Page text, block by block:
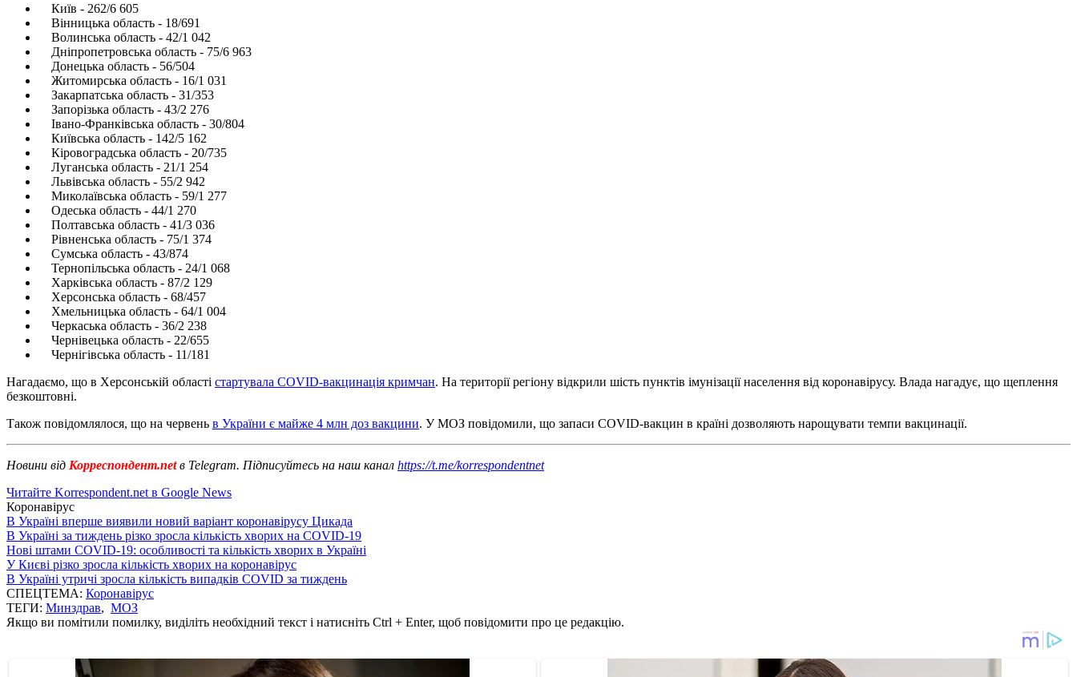
Київ - 262/6 605
Вінницька область - 18/691
Волинська область - 42/1 042
Дніпропетровська область - 75/6 963
Донецька область - 56/504
Житомирська область - 16/1 031
Закарпатська область - 31/353
Запорізька область - 43/2 276
Івано-Франківська область - 30/804
Київська область - 142/5 162
Кіровоградська область - 20/735
Луганська область - 21/1 254
Львівська область - 55/2 942
Миколаївська область - 59/1 277
Одеська область - 44/1 270
Полтавська область - 41/3 036
Рівненська область - 75/1 374
Сумська область - 43/874
Тернопільська область - 24/1 068
Харківська область - 87/2 129
Херсонська область - 68/457
Хмельницька область - 64/1 004
Черкаська область - 36/2 238
Чернівецька область - 22/655
Чернігівська область - 11/181
Нагадаємо, що в Херсонській області стартувала COVID-вакцинація кримчан. На території регіону відкрили шість пунктів імунізації населення від коронавірусу. Влада нагадує, що щеплення
безкоштовні.
Також повідомлялося, що на червень в України є майже 4 млн доз вакцини. У МОЗ повідомили, що запаси COVID-вакцин в країні дозволяють нарощувати темпи вакцинації.
Новини від Корреспондент.netв Telegram. Підписуйтесь на наш канал https://t.me/korrespondentnet
Читайте Korrespondent.net в Google News
Коронавірус
В Україні вперше виявили новий варіант коронавірусу Цикада
В Україні за тиждень різко зросла кількість хворих на COVID-19
Нові штами COVID-19: особливості та кількість хворих в Україні
У Києві різко зросла кількість хворих на коронавірус
В Україні утричі зросла кількість випадків COVID за тиждень
СПЕЦТЕМА: Коронавірус
ТЕГИ: Минздрав, МОЗ
Якщо ви помітили помилку, виділіть необхідний текст і натисніть Ctrl + Enter, щоб повідомити про це редакцію.